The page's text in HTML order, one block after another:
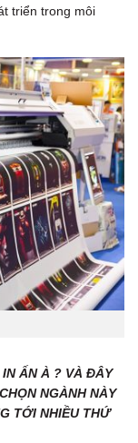
triển trong môi
IN ẤN À ? VÀ ĐÂY
NGÀNH NÀY
TỚI NHIỀU THỨ